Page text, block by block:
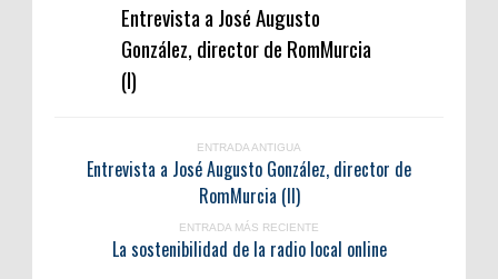
Entrevista a José Augusto
González, director de RomMurcia
(I)
ENTRADA ANTIGUA
Entrevista a José Augusto González, director de
RomMurcia (II)
ENTRADA MÁS RECIENTE
La sostenibilidad de la radio local online